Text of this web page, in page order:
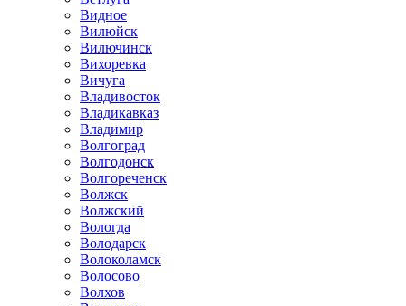
Видное
Вилюйск
Вилючинск
Вихоревка
Вичуга
Владивосток
Владикавказ
Владимир
Волгоград
Волгодонск
Волгореченск
Волжск
Волжский
Вологда
Володарск
Волоколамск
Волосово
Волхов